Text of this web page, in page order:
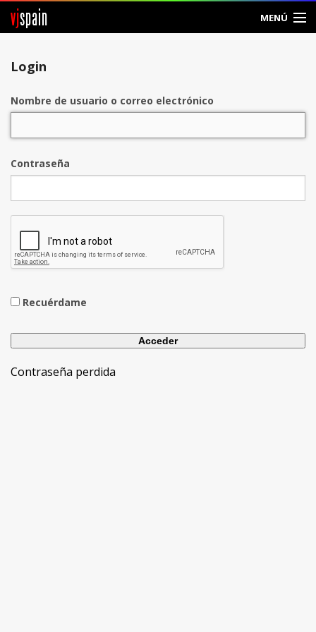
vjspain MENÚ
Login
Nombre de usuario o correo electrónico
Contraseña
Recuérdame
Contraseña perdida